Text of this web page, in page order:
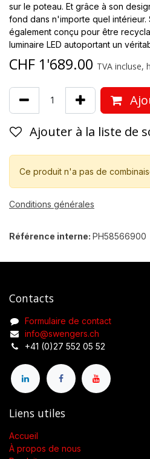
sur le poteau. Et grâce à son
fond dans n'importe quel intérieur.
également conçu pour être
luminaire LED autoportant un
CHF 1'689.00 TVA incluse,
Ajouter à la liste de
Ce produit n'a pas de
Conditions générales
Référence interne: PH58566900
Contacts
Formulaire de contact
info@swengers.ch
+41 (0)27 552 05 52
Liens utiles
Accueil
À propos de nous